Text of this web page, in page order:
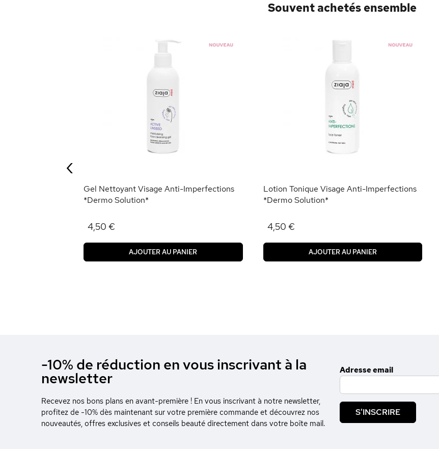
Souvent achetés ensemble
Gel Nettoyant Visage Anti-Imperfections
*Dermo Solution*
4,50 €
AJOUTER AU PANIER
Lotion Tonique Visage Anti-Imperfections
*Dermo Solution*
4,50 €
AJOUTER AU PANIER
‹
-10% de réduction en vous inscrivant à la
newsletter
Recevez nos bons plans en avant-première ! En vous inscrivant à notre newsletter,
profitez de -10% dès maintenant sur votre première commande et découvrez nos
nouveautés, offres exclusives et conseils beauté directement dans votre boîte mail.
Adresse email
S'INSCRIRE
Continuer sans accepter
Ce site utilise
On a attendu d'être sûrs que le
contenu de ce site vous intéresse avant de vous déranger, mais
on aimerait bien vous accompagner pendant votre visite... Les